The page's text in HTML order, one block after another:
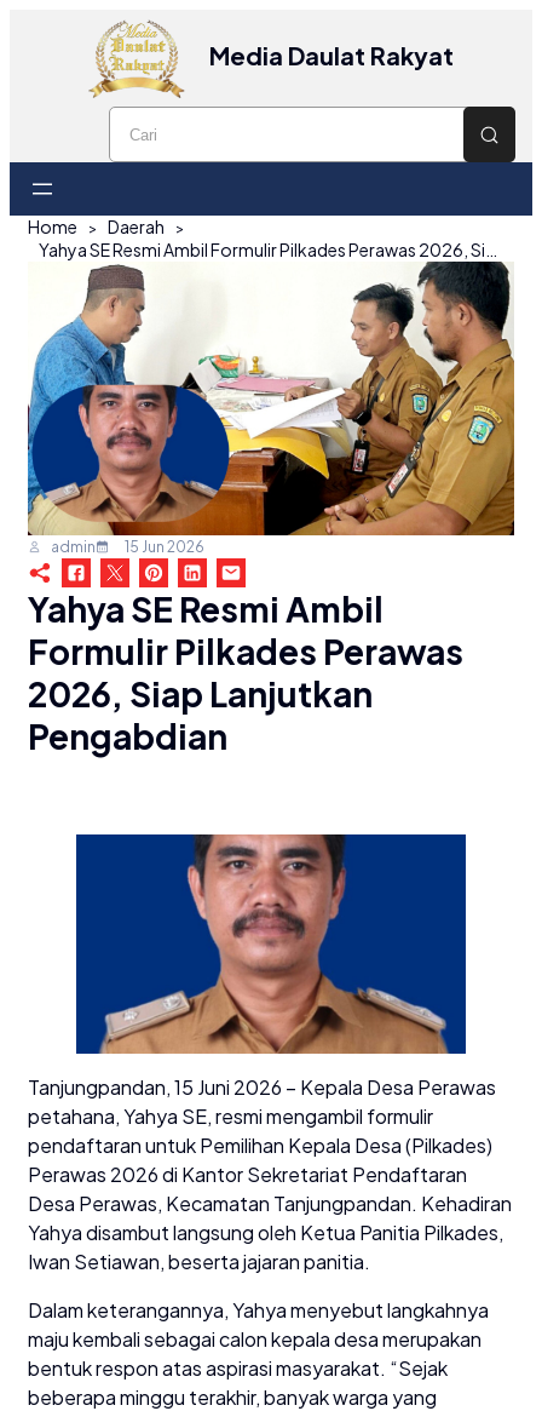
Media Daulat Rakyat
Home
Daerah
admin 15 Jun 2026
Yahya SE Resmi Ambil
Formulir Pilkades Perawas
2026, Siap Lanjutkan
Pengabdian
Tanjungpandan, 15 Juni 2026 – Kepala Desa Perawas
petahana, Yahya SE, resmi mengambil formulir
pendaftaran untuk Pemilihan Kepala Desa (Pilkades)
Perawas 2026 di Kantor Sekretariat Pendaftaran
Desa Perawas, Kecamatan Tanjungpandan. Kehadiran
Yahya disambut langsung oleh Ketua Panitia Pilkades,
Iwan Setiawan, beserta jajaran panitia.
Dalam keterangannya, Yahya menyebut langkahnya
maju kembali sebagai calon kepala desa merupakan
bentuk respon atas aspirasi masyarakat. “Sejak
beberapa minggu terakhir, banyak warga yang